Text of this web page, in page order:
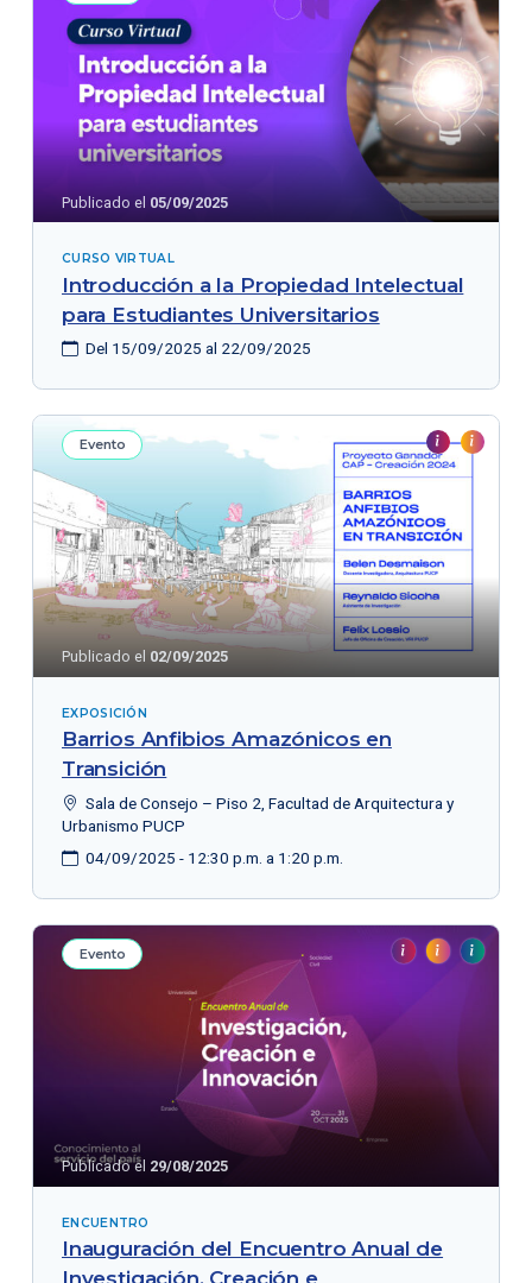
Publicado el 05/09/2025
CURSO VIRTUAL
Introducción a la Propiedad Intelectual
para Estudiantes Universitarios
Del 15/09/2025 al 22/09/2025
Evento
Publicado el 02/09/2025
EXPOSICIÓN
Barrios Anfibios Amazónicos en
Transición
Sala de Consejo – Piso 2, Facultad de Arquitectura y
Urbanismo PUCP
04/09/2025 - 12:30 p.m. a 1:20 p.m.
Evento
Publicado el 29/08/2025
ENCUENTRO
Inauguración del Encuentro Anual de